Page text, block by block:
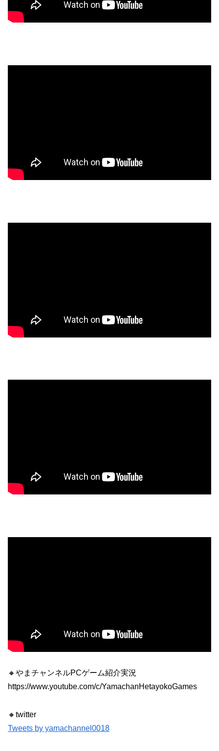
🔸やまチャンネルPCゲーム紹介実況
https://www.youtube.com/c/YamachanHetayokoGames
🔸twitter
Tweets by yamachannel0018